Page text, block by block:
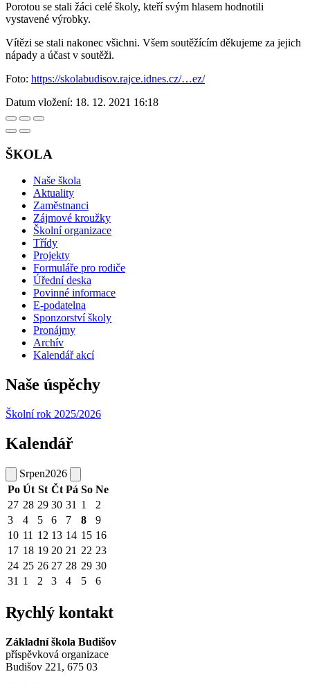
Porotou se stali žáci celé školy, kteří svým hlasem hodnotili
vystavené výrobky.
Vítězi se stali nakonec všichni. Všem soutěžícím děkujeme za jejich
nápady a účast v soutěži.
Foto: https://skolabudisov.rajce.idnes.cz/…ez/
Datum vložení: 18. 12. 2021 16:18
ŠKOLA
Naše škola
Aktuality
Zaměstnanci
Zájmové kroužky
Školní organizace
Třídy
Projekty
Formuláře pro rodiče
Úřední deska
Povinné informace
E-podatelna
Sponzorství školy
Pronájmy
Archív
Kalendář akcí
Naše úspěchy
Školní rok 2025/2026
Kalendář
Srpen2026
Po Út St Čt Pá So Ne
27 28 29 30 31 1
2
3
4 5 6 7 8
9
10 11 12 13 14 15 16
17 18 19 20 21 22 23
24 25 26 27 28 29 30
31 1 2 3 4 5 6
Rychlý kontakt
Základní škola Budišov
příspěvková organizace
Budišov 221, 675 03